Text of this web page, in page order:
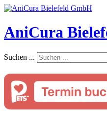
AniCura
Suchen ...